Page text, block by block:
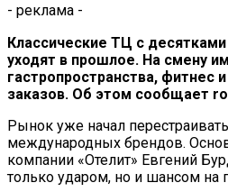
- реклама -
Классические ТЦ с
уходят в прошлое. На смену
гастропространства, фитнес
заказов. Об этом сообщает
Рынок уже начал
международных брендов.
компании «Отелит» Евгений
только ударом, но и шансом на